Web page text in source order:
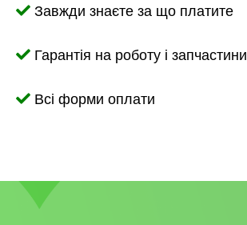
Завжди знаєте за що платите
Гарантія на роботу і запчастини
Всі форми оплати